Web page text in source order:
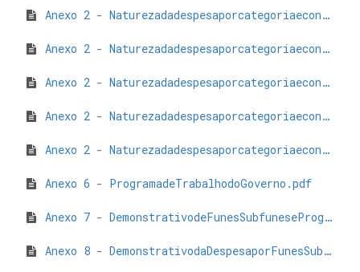
Anexo 2 - Naturezadadespesaporcategoriaeconmica - ARSAP.pdf
Anexo 2 - Naturezadadespesaporcategoriaeconmica - Câmara.pdf
Anexo 2 - Naturezadadespesaporcategoriaeconmica - FUMUSA.pdf
Anexo 2 - Naturezadadespesaporcategoriaeconmica - Paraprev.pdf
Anexo 2 - Naturezadadespesaporcategoriaeconmica.pdf
Anexo 6 - ProgramadeTrabalhodoGoverno.pdf
Anexo 7 - DemonstrativodeFunesSubfuneseProgramasporProjetosAtividadeseOperaesEspeciais.pdf
Anexo 8 - DemonstrativodaDespesaporFunesSubfuneseProgramasconformevnculocomosRecursos.pdf